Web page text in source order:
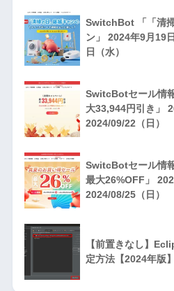
SwitchBot 「「清
ン」 2024年9月19
日（水）
SwitcBotセール情
大33,944円引き」
2024/09/22（日）
SwitcBotセール情
最大26%OFF」
2024/08/25（日）
【前置きなし】
定方法【2024年版】